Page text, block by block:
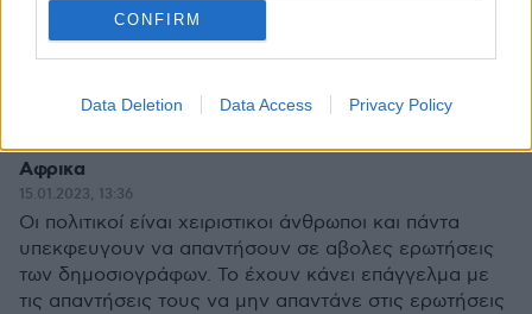
CONFIRM
Data Deletion Data Access Privacy Policy
όπως θά 'θελες για τον Ρίτσι, αλλά για τους
κούλη, πέτσα και κοντολέοντα και ξέχασε και
τον δημητριάδη...
ΑΠΑΝΤΗΣΗ
Αφρικα
15.01.2023, 13:36
Οι πολιτικοί είναι χειριστικοι άνθρωποι και πάντα
υπεκφευγουν να απαντήσουν σε αβολες ερωτήσεις
των δημοσιογράφων. Το έχουν κάνει επάγγελμα με
τις απαντήσεις τους να μην απαντάνε στις ερωτήσεις